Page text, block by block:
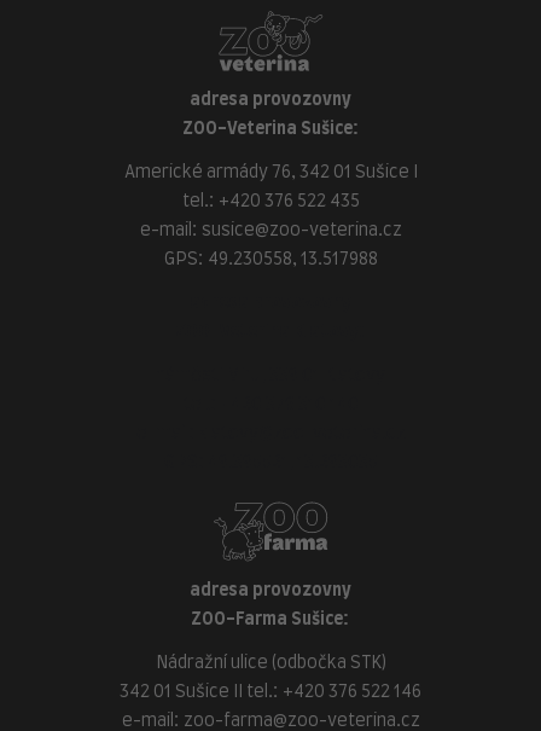
adresa provozovny
ZOO-Veterina Sušice:
Americké armády 76, 342 01 Sušice I
tel.: +420 376 522 435
e-mail: susice@zoo-veterina.cz
GPS: 49.230558, 13.517988
adresa provozovny
ZOO-Farma Sušice:
Nádražní ulice (odbočka STK)
342 01 Sušice II tel.: +420 376 522 146
e-mail: zoo-farma@zoo-veterina.cz